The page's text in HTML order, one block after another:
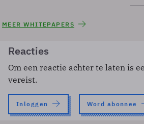
MEER WHITEPAPERS
Reacties
Om een reactie achter te laten is
vereist.
Inloggen Word abonnee